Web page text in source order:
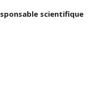
scientifique